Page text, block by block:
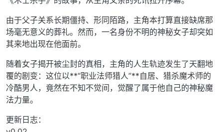
由于父子关系长期僵持、形同陌路，主角本打算直接缺席那
场毫无意义的葬礼。然而，一名身份不明的神秘女子却突如
其来地出现在他面前。
随着女子揭开被尘封的真相，主角的人生轨迹发生了天翻地
覆的剧变：这位以**“职业法师猎人”**自居、猎杀魔术师的
冷酷男人，竟然在不知不觉间，觉醒了属于他自己的神秘魔
法力量。
更新日志：